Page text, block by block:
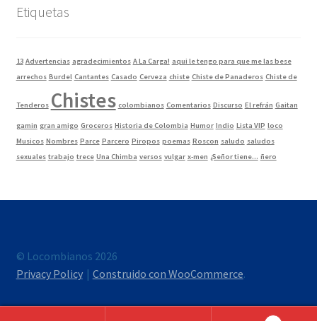
Etiquetas
13 Advertencias agradecimientos A La Carga! aqui le tengo para que me las bese
arrechos Burdel Cantantes Casado Cerveza chiste Chiste de Panaderos Chiste de
Tenderos Chistes colombianos Comentarios Discurso El refrán Gaitan
gamin gran amigo Groceros Historia de Colombia Humor Indio Lista VIP loco
Musicos Nombres Parce Parcero Piropos poemas Roscon saludo saludos
sexuales trabajo trece Una Chimba versos vulgar x-men ¿Señor tiene... ñero
© Locombianos 2026
Privacy Policy
Construido con WooCommerce.